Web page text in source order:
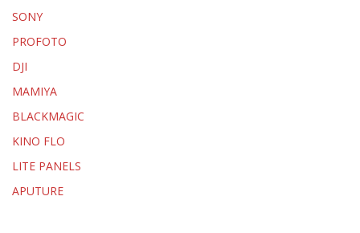
SONY
PROFOTO
DJI
MAMIYA
BLACKMAGIC
KINO FLO
LITE PANELS
APUTURE